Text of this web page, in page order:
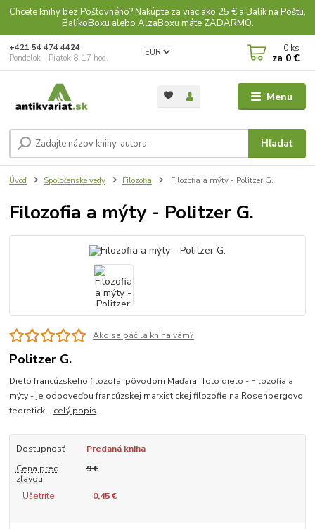
Chcete knihy bez Poštovného? Nakúpte za viac ako 25 € a Balík na Poštu,
BalíkoBoxu alebo AlzaBoxu máte ZADARMO.
Menu
EUR
Hľadať
+421 54 474 4424
Pondelok - Piatok 8-17 hod.
0 ks
za 0 €
Úvod Spoločenské vedy Filozofia Filozofia a mýty - Politzer G.
Filozofia a mýty - Politzer G.
Ako sa páčila kniha vám?
Politzer G.
Dielo francúzskeho filozofa, pôvodom Maďara. Toto dielo - Filozofia a
mýty - je odpoveďou francúzskej marxistickej filozofie na Rosenbergovo
teoretick... celý popis
Dostupnosť
Predaná kniha
Cena pred
zľavou
9 €
Ušetríte 0,45 €